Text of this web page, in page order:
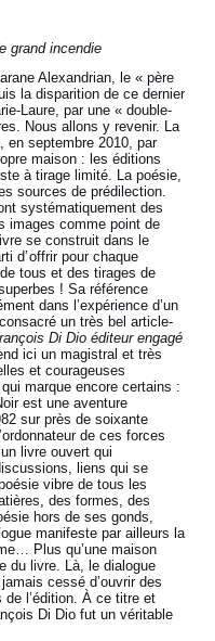
grand incendie
Alexandrian, le « père
la disparition de ce dernier
Laure, par une « double-
Nous allons y revenir. La
en septembre 2010, par
maison : les éditions
à tirage limité. La poésie,
sources de prédilection.
systématiquement des
images comme point de
se construit dans le
d’ offrir pour chaque
tous et des tirages de
! Sa référence
dans l’expérience d’un
un très bel article-
Di Dio éditeur engagé
ici un magistral et très
et courageuses
marque encore certains :
est une aventure
sur près de soixante
de ces forces
livre ouvert qui
liens qui se
vibre de tous les
des formes, des
hors de ses gonds,
manifeste par ailleurs la
Plus qu’une maison
du livre. Là, le dialogue
cessé d’ouvrir des
l’édition. À ce titre et
Di Dio fut un véritable